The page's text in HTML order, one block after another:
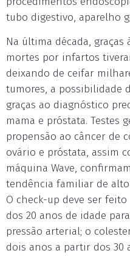
tubo digestivo, aparelho
Na última década,
mortes por infartos
deixando de ceifar
tumores, a possibilidade
graças ao diagnóstico
mama e próstata. Testes
propensão ao câncer de
ovário e próstata, assim
máquina Wave,
tendência familiar de
O check-up deve ser
dos 20 anos de idade
pressão arterial; o
dois anos a partir dos 30